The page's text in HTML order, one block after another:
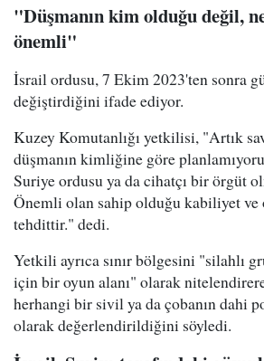
"Düşmanın kim olduğu değil,
önemli"
İsrail ordusu, 7 Ekim 2023'ten sonra
değiştirdiğini ifade ediyor.
Kuzey Komutanlığı yetkilisi, "Artık
düşmanın kimliğine göre
Suriye ordusu ya da cihatçı bir örgüt
Önemli olan sahip olduğu kabiliyet
tehdittir." dedi.
Yetkili ayrıca sınır bölgesini "silahlı
için bir oyun alanı" olarak
herhangi bir sivil ya da çobanın dahi
olarak değerlendirildiğini söyledi.